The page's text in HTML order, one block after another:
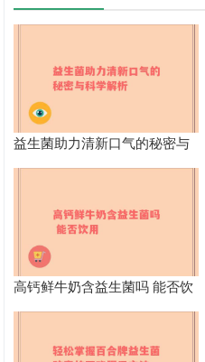
益生菌助力清新口气的秘密与
科学解析
高钙鲜牛奶含益生菌吗 能否饮
用